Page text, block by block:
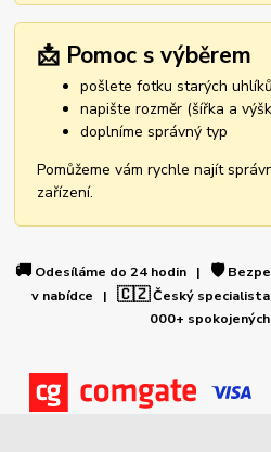
📩 Pomoc s výběrem
pošlete fotku starých uhlíků
napište rozměr (šířka a
doplníme správný typ
Pomůžeme vám rychle najít
zařízení.
🚚 Odesíláme do 24 hodin | 🛡️
v nabídce | 🇨🇿Český
000+